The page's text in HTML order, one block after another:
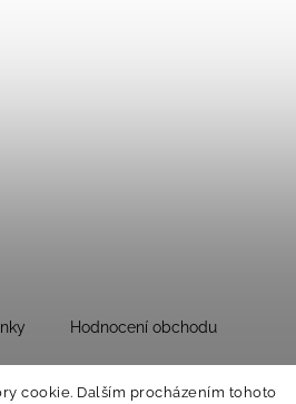
cookie. Dalším procházením tohoto
Hodnocení obchodu